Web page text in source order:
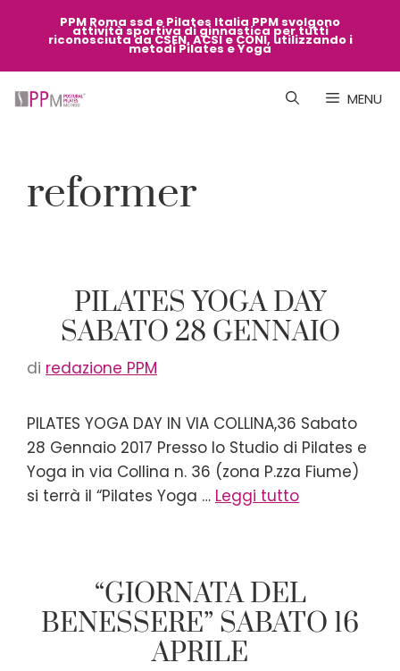
PPM Roma ssd e Pilates Italia PPM svolgono
attività sportiva di ginnastica per tutti
riconosciuta da CSEN, ACSI e CONI, utilizzando i
metodi Pilates e Yoga
MENU
reformer
PILATES YOGA DAY
SABATO 28 GENNAIO
di redazione PPM
PILATES YOGA DAY IN VIA COLLINA,36 Sabato
28 Gennaio 2017 Presso lo Studio di Pilates e
Yoga in via Collina n. 36 (zona P.zza Fiume)
si terrà il “Pilates Yoga … Leggi tutto
“GIORNATA DEL
BENESSERE” SABATO 16
APRILE